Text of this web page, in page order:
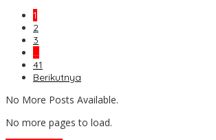
1
2
3
…
41
Berikutnya
No More Posts Available.
No more pages to load.